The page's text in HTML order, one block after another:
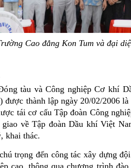
Cao đẳng Kon Tum và đại
tàu và Công nghiệp Cơ khí
thành lập ngày 20/02/2006
tái cơ cấu Tập đoàn Công
về Tập đoàn Dầu khí Việt
khai thác.
trọng đến công tác xây dựng
cao, thông qua chương trình